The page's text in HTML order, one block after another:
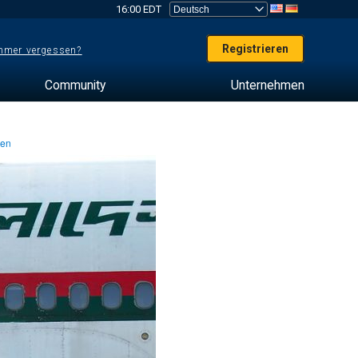
16:00 EDT
vergessen? Registrieren
Community Unternehmen